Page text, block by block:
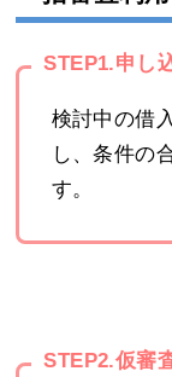
STEP1.申し
検討中の借
し、条件の
す。
STEP2.仮審